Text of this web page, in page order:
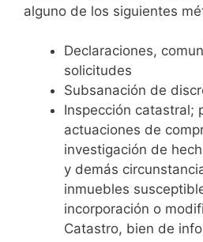
alguno de los siguientes
Declaraciones,
solicitudes
Subsanación de
Inspección catastral;
actuaciones de
investigación de
y demás
inmuebles
incorporación o
Catastro, bien de